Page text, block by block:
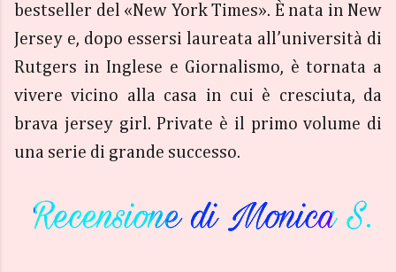
bestseller del «New York Times». È nata in New
Jersey e, dopo essersi laureata all’università di
Rutgers in Inglese e Giornalismo, è tornata a
vivere vicino alla casa in cui è cresciuta, da
brava jersey girl. Private è il primo volume di
una serie di grande successo.